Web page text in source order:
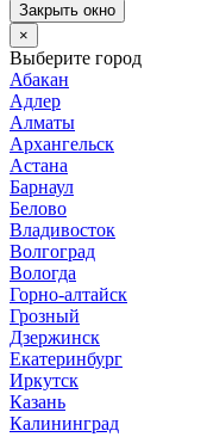
Закрыть окно
×
Выберите город
Абакан
Адлер
Алматы
Архангельск
Астана
Барнаул
Белово
Владивосток
Волгоград
Вологда
Горно-алтайск
Грозный
Дзержинск
Екатеринбург
Иркутск
Казань
Калининград